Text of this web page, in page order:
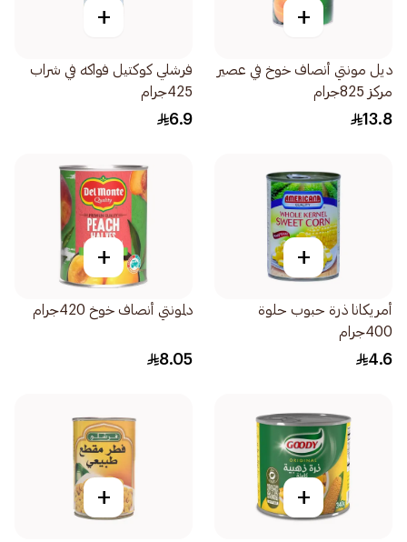
+
ديل مونتي أنصاف خوخ في عصير
مركز 825جرام
13.8
+
فرشلي كوكتيل فواكه في شراب
425جرام
6.9
+
أمريكانا ذرة حبوب حلوة
400جرام
4.6
+
دلمونتي أنصاف خوخ 420جرام
8.05
+
+